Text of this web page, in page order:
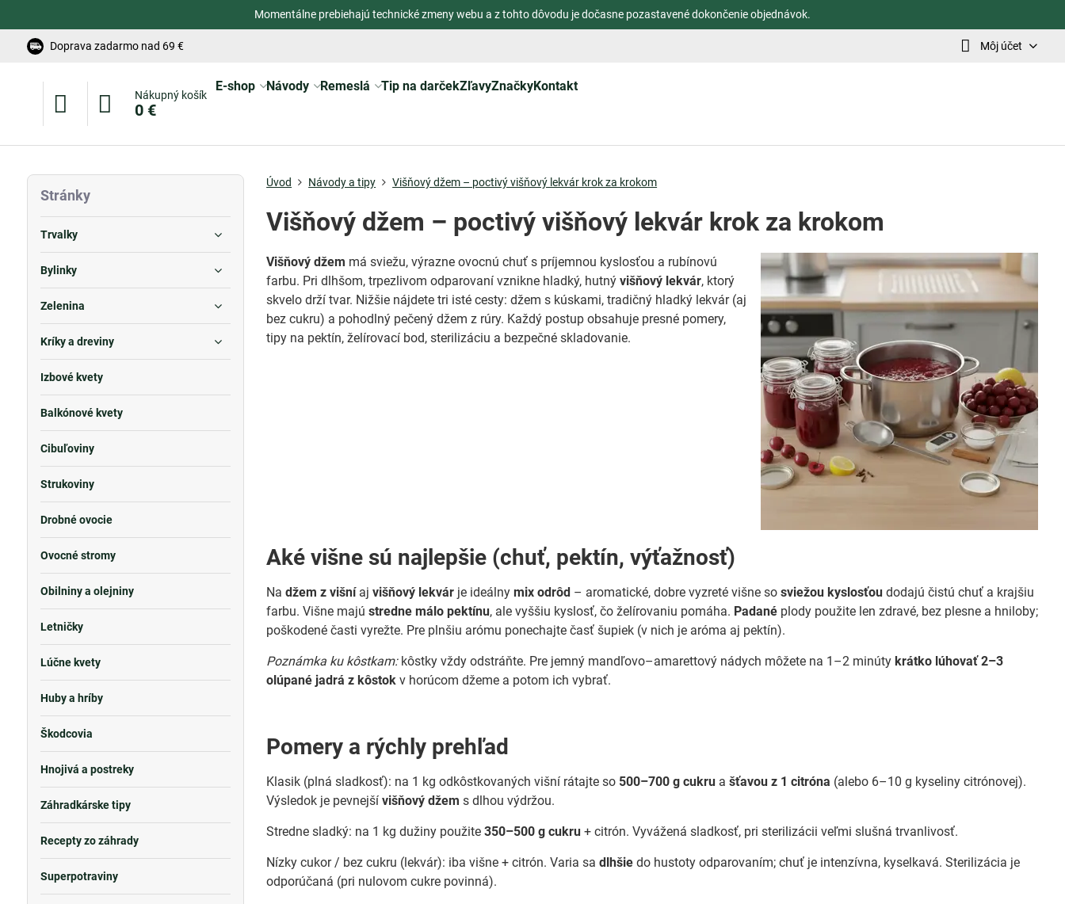
Momentálne prebiehajú technické zmeny webu a z tohto dôvodu je dočasne pozastavené dokončenie objednávok.
Doprava zadarmo nad 69 € Môj účet
Nákupný košík
0 €
E-shop Návody Remeslá Tip na darčekZľavyZnačkyKontakt
Úvod Návody a tipy Višňový džem – poctivý višňový lekvár krok za krokom
Višňový džem – poctivý višňový lekvár krok za krokom
Višňový džem má sviežu, výrazne ovocnú chuť s príjemnou kyslosťou a rubínovú
farbu. Pri dlhšom, trpezlivom odparovaní vznikne hladký, hutnývišňový lekvár, ktorý
skvelo drží tvar. Nižšie nájdete tri isté cesty: džem s kúskami, tradičný hladký lekvár (aj
bez cukru) a pohodlný pečený džem z rúry. Každý postup obsahuje presné pomery,
tipy na pektín, želírovací bod, sterilizáciu a bezpečné skladovanie.
Aké višne sú najlepšie (chuť, pektín, výťažnosť)
Nadžem z višníajvišňový lekvár je ideálnymix odrôd – aromatické, dobre vyzreté višne sosviežou kyslosťou dodajú čistú chuť a krajšiu
farbu. Višne majústredne málo pektínu, ale vyššiu kyslosť, čo želírovaniu pomáha. Padané plody použite len zdravé, bez plesne a hniloby;
poškodené časti vyrežte. Pre plnšiu arómu ponechajte časť šupiek (v nich je aróma aj pektín).
Poznámka ku kôstkam:kôstky vždy odstráňte. Pre jemný mandľovo–amarettový nádych môžete na 1–2 minútykrátko lúhovať 2–3
olúpané jadrá z kôstok v horúcom džeme a potom ich vybrať.
Pomery a rýchly prehľad
Klasik (plná sladkosť): na 1 kg odkôstkovaných višní rátajte so 500–700 g cukru ašťavou z 1 citróna (alebo 6–10 g kyseliny citrónovej).
Výsledok je pevnejšívišňový džem s dlhou výdržou.
Stredne sladký: na 1 kg dužiny použite350–500 g cukru + citrón. Vyvážená sladkosť, pri sterilizácii veľmi slušná trvanlivosť.
Nízky cukor / bez cukru (lekvár): iba višne + citrón. Varia sadlhšie do hustoty odparovaním; chuť je intenzívna, kyselkavá. Sterilizácia je
odporúčaná (pri nulovom cukre povinná).
Stránky
Trvalky
Bylinky
Zelenina
Kríky a dreviny
Izbové kvety
Balkónové kvety
Cibuľoviny
Strukoviny
Drobné ovocie
Ovocné stromy
Obilniny a olejniny
Letničky
Lúčne kvety
Huby a hríby
Škodcovia
Hnojivá a postreky
Záhradkárske tipy
Recepty zo záhrady
Superpotraviny